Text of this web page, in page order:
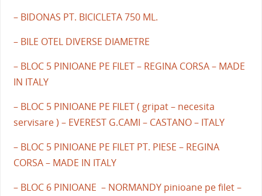
– BIDONAS PT. BICICLETA 750 ML.
– BILE OTEL DIVERSE DIAMETRE
– BLOC 5 PINIOANE PE FILET – REGINA CORSA – MADE
IN ITALY
– BLOC 5 PINIOANE PE FILET ( gripat – necesita
servisare ) – EVEREST G.CAMI – CASTANO – ITALY
– BLOC 5 PINIOANE PE FILET PT. PIESE – REGINA
CORSA – MADE IN ITALY
– BLOC 6 PINIOANE – NORMANDY pinioane pe filet –